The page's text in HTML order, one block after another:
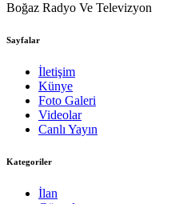
Boğaz Radyo Ve Televizyon
Sayfalar
İletişim
Künye
Foto Galeri
Videolar
Canlı Yayın
Kategoriler
İlan